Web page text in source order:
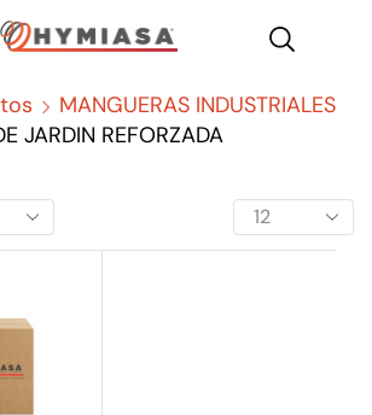
MANGUERAS INDUSTRIALES
JARDIN REFORZADA